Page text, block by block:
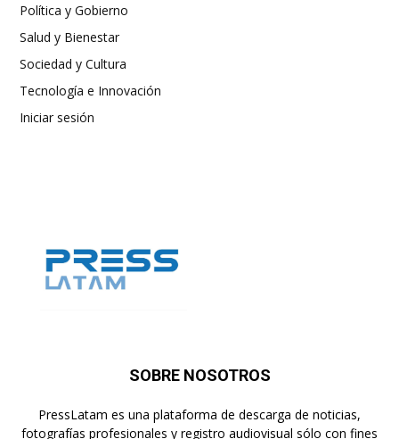
Política y Gobierno
Salud y Bienestar
Sociedad y Cultura
Tecnología e Innovación
Iniciar sesión
SOBRE NOSOTROS
PressLatam es una plataforma de descarga de noticias,
fotografías profesionales y registro audiovisual sólo con fines